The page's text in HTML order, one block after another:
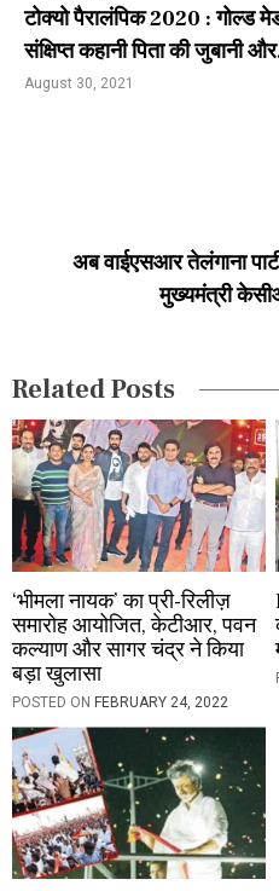
n
a
o
n
टोक्यो पैरालंपिक 2020 : गोल्ड
संक्षिप्त कहानी पिता की जुबानी
August 30, 2021
अब वाईएसआर तेलंगाना
मुख्यमंत्री
Related Posts
‘भीमला नायक’ का प्री-रिलीज़
समारोह आयोजित, केटीआर, पवन
कल्याण और सागर चंद्र ने किया
बड़ा खुलासा
POSTED ON FEBRUARY 24, 2022